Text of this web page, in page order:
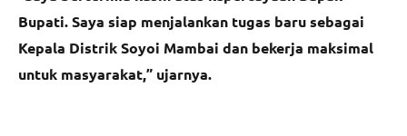
Bupati. Saya siap menjalankan tugas baru sebagai
Kepala Distrik Soyoi Mambai dan bekerja maksimal
untuk masyarakat,” ujarnya.